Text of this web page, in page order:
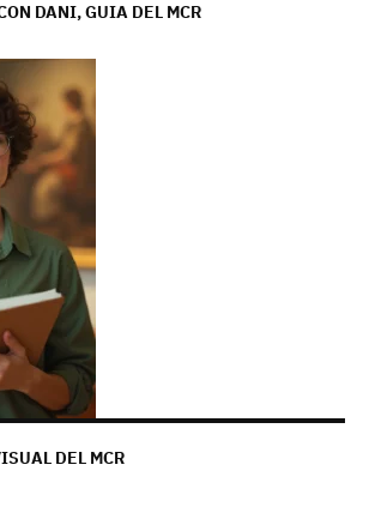
DANI, GUIA DEL MCR
DEL MCR